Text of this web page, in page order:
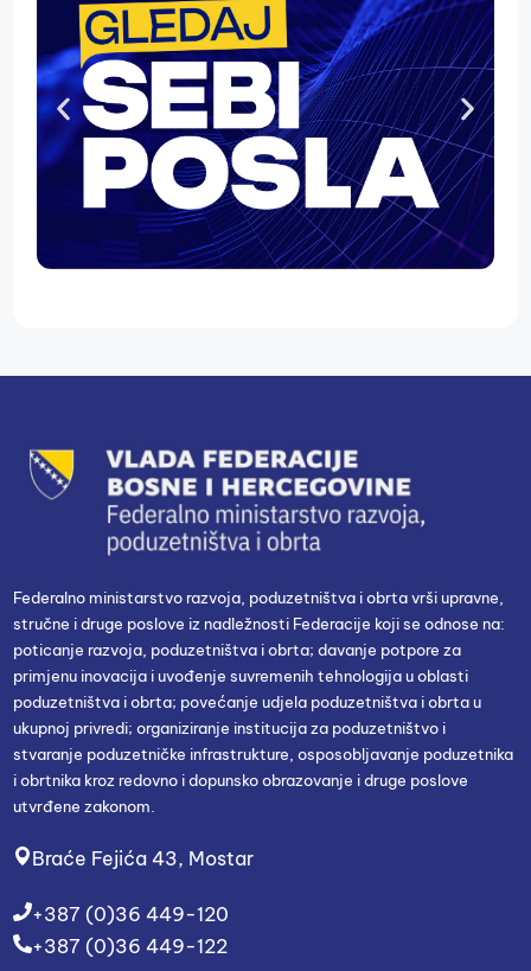
Federalno ministarstvo razvoja, poduzetništva i obrta vrši upravne,
stručne i druge poslove iz nadležnosti Federacije koji se odnose na:
poticanje razvoja, poduzetništva i obrta; davanje potpore za
primjenu inovacija i uvođenje suvremenih tehnologija u oblasti
poduzetništva i obrta; povećanje udjela poduzetništva i obrta u
ukupnoj privredi; organiziranje institucija za poduzetništvo i
stvaranje poduzetničke infrastrukture, osposobljavanje poduzetnika
i obrtnika kroz redovno i dopunsko obrazovanje i druge poslove
utvrđene zakonom.
Braće Fejića 43, Mostar
+387 (0)36 449-120
+387 (0)36 449-122